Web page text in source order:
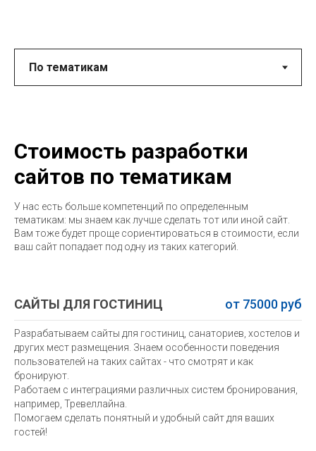
Стоимость разработки
сайтов по тематикам
У нас есть больше компетенций по определенным
тематикам: мы знаем как лучше сделать тот или иной сайт.
Вам тоже будет проще сориентироваться в стоимости, если
ваш сайт попадает под одну из таких категорий.
САЙТЫ ДЛЯ ГОСТИНИЦ от 75000 руб
Разрабатываем сайты для гостиниц, санаториев, хостелов и
других мест размещения. Знаем особенности поведения
пользователей на таких сайтах - что смотрят и как
бронируют.
Работаем с интеграциями различных систем бронирования,
например, Тревеллайна.
Помогаем сделать понятный и удобный сайт для ваших
гостей!